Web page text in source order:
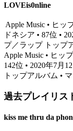
LOVEis0nline
Apple Music • ヒッ
ドネシア • 87位 •
プ／ラップ トップ
Apple Music • ヒッ
142位 • 2020年7月12
トップアルバム •
過去プレイリス
kiss me thru da